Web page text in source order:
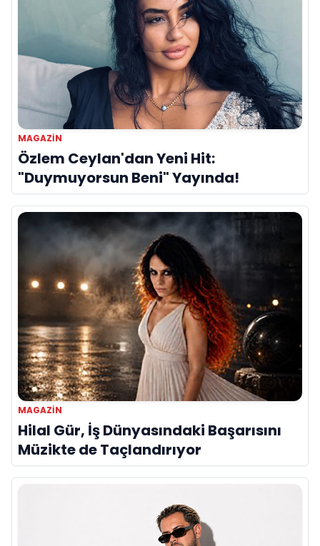
MAGAZIN
Özlem Ceylan'dan Yeni Hit:
"Duymuyorsun Beni" Yayında!
MAGAZIN
Hilal Gür, İş Dünyasındaki Başarısını
Müzikte de Taçlandırıyor